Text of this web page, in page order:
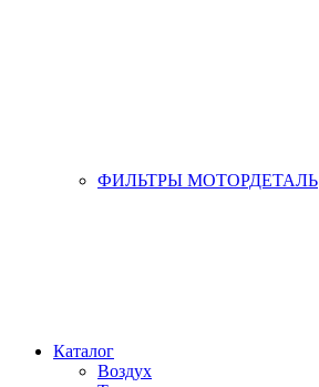
ФИЛЬТРЫ МОТОРДЕТАЛЬ
Каталог
Воздух